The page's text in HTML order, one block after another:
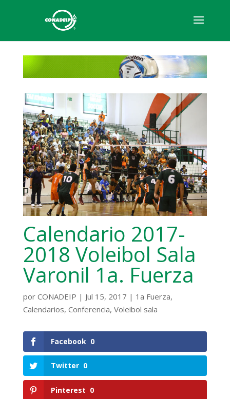
Calendario 2017-
2018 Voleibol Sala
Varonil 1a. Fuerza
por CONADEIP | Jul 15, 2017 | 1a Fuerza,
Calendarios, Conferencia, Voleibol sala
Facebook 0
Twitter 0
Pinterest 0